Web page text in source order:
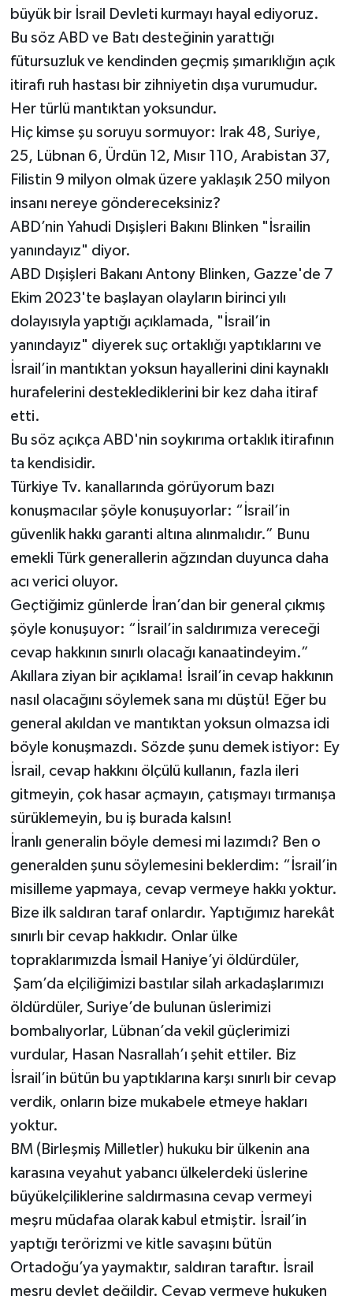
büyük bir İsrail Devleti kurmayı hayal ediyoruz.
Bu söz ABD ve Batı desteğinin yarattığı
fütursuzluk ve kendinden geçmiş şımarıklığın açık
itirafı ruh hastası bir zihniyetin dışa vurumudur.
Her türlü mantıktan yoksundur.
Hiç kimse şu soruyu sormuyor: Irak 48, Suriye,
25, Lübnan 6, Ürdün 12, Mısır 110, Arabistan 37,
Filistin 9 milyon olmak üzere yaklaşık 250 milyon
insanı nereye göndereceksiniz?
ABD’nin Yahudi Dışişleri Bakını Blinken "İsrailin
yanındayız" diyor.
ABD Dışişleri Bakanı Antony Blinken, Gazze'de 7
Ekim 2023'te başlayan olayların birinci yılı
dolayısıyla yaptığı açıklamada, "İsrail’in
yanındayız" diyerek suç ortaklığı yaptıklarını ve
İsrail’in mantıktan yoksun hayallerini dini kaynaklı
hurafelerini desteklediklerini bir kez daha itiraf
etti.
Bu söz açıkça ABD'nin soykırıma ortaklık itirafının
ta kendisidir.
Türkiye Tv. kanallarında görüyorum bazı
konuşmacılar şöyle konuşuyorlar: “İsrail’in
güvenlik hakkı garanti altına alınmalıdır.” Bunu
emekli Türk generallerin ağzından duyunca daha
acı verici oluyor.
Geçtiğimiz günlerde İran’dan bir general çıkmış
şöyle konuşuyor: “İsrail’in saldırımıza vereceği
cevap hakkının sınırlı olacağı kanaatindeyim.”
Akıllara ziyan bir açıklama! İsrail’in cevap hakkının
nasıl olacağını söylemek sana mı düştü! Eğer bu
general akıldan ve mantıktan yoksun olmazsa idi
böyle konuşmazdı. Sözde şunu demek istiyor: Ey
İsrail, cevap hakkını ölçülü kullanın, fazla ileri
gitmeyin, çok hasar açmayın, çatışmayı tırmanışa
sürüklemeyin, bu iş burada kalsın!
İranlı generalin böyle demesi mi lazımdı? Ben o
generalden şunu söylemesini beklerdim: “İsrail’in
misilleme yapmaya, cevap vermeye hakkı yoktur.
Bize ilk saldıran taraf onlardır. Yaptığımız harekât
sınırlı bir cevap hakkıdır. Onlar ülke
topraklarımızda İsmail Haniye’yi öldürdüler,
Şam’da elçiliğimizi bastılar silah arkadaşlarımızı
öldürdüler, Suriye’de bulunan üslerimizi
bombalıyorlar, Lübnan’da vekil güçlerimizi
vurdular, Hasan Nasrallah’ı şehit ettiler. Biz
İsrail’in bütün bu yaptıklarına karşı sınırlı bir cevap
verdik, onların bize mukabele etmeye hakları
yoktur.
BM (Birleşmiş Milletler) hukuku bir ülkenin ana
karasına veyahut yabancı ülkelerdeki üslerine
büyükelçiliklerine saldırmasına cevap vermeyi
meşru müdafaa olarak kabul etmiştir. İsrail’in
yaptığı terörizmi ve kitle savaşını bütün
Ortadoğu’ya yaymaktır, saldıran taraftır. İsrail
meşru devlet değildir. Cevap vermeye hukuken